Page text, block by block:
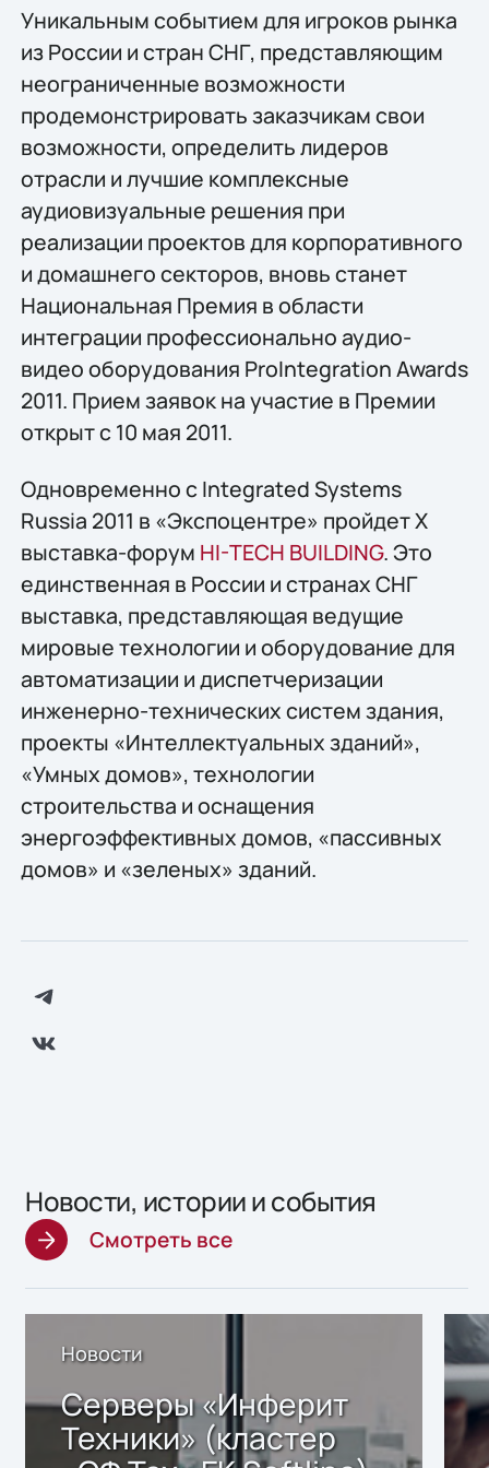
Уникальным событием для игроков рынка
из России и стран СНГ, представляющим
неограниченные возможности
продемонстрировать заказчикам свои
возможности, определить лидеров
отрасли и лучшие комплексные
аудиовизуальные решения при
реализации проектов для корпоративного
и домашнего секторов, вновь станет
Национальная Премия в области
интеграции профессионально аудио-
видео оборудования ProIntegration Awards
2011. Прием заявок на участие в Премии
открыт с 10 мая 2011.
Одновременно с Integrated Systems
Russia 2011 в «Экспоцентре» пройдет X
выставка-форум HI-TECH BUILDING. Это
единственная в России и странах СНГ
выставка, представляющая ведущие
мировые технологии и оборудование для
автоматизации и диспетчеризации
инженерно-технических систем здания,
проекты «Интеллектуальных зданий»,
«Умных домов», технологии
строительства и оснащения
энергоэффективных домов, «пассивных
домов» и «зеленых» зданий.
Новости, истории и события
Смотреть все
Новости
Серверы «Инферит
Техники» (кластер